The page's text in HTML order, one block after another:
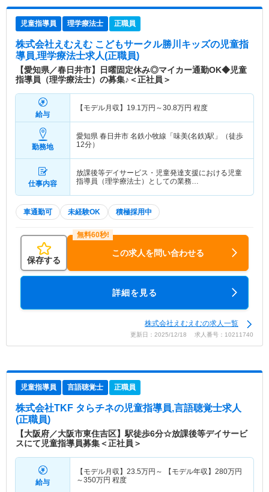
児童指導員 理学療法士 正職員
株式会社えむえむ こどもサークル勝川キッズの児童指
導員,理学療法士求人(正職員)
【愛知県／春日井市】日曜固定休み◎マイカー通勤OK◆児童
指導員（理学療法士）の募集♪＜正社員＞
給与
【モデル月収】 19.1万円～30.8万円 程度
勤務地
愛知県 春日井市 名鉄小牧線「味美(名鉄)駅」（徒歩
12分）
仕事内容
放課後等デイサービス・児童発達支援における児童
指導員（理学療法士）としての業務…
車通勤可 未経験OK 積極採用中
保存する
この求人を問い合わせる
詳細を見る
株式会社えむえむの求人一覧
更新日：2025/12/18 求人番号：10211740
児童指導員 言語聴覚士 正職員
株式会社TKF タらチネの児童指導員,言語聴覚士求人
(正職員)
【大阪府／大阪市東住吉区】駅徒歩6分☆放課後等デイサービ
スにて児童指導員募集＜正社員＞
給与
【モデル月収】 23.5万円～ 【モデル年収】 280万円
～350万円 程度